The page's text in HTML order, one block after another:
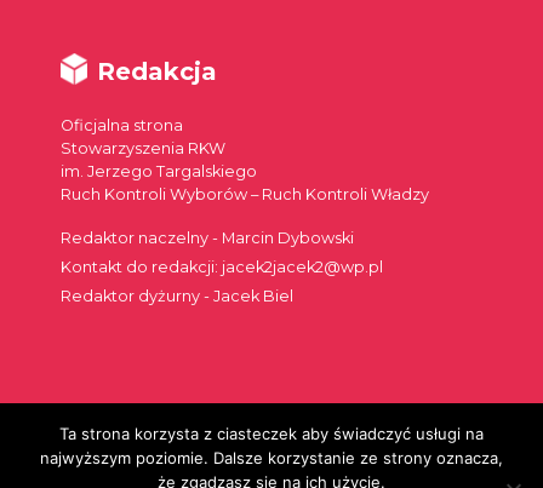
Redakcja
Oficjalna strona
Stowarzyszenia RKW
im. Jerzego Targalskiego
Ruch Kontroli Wyborów – Ruch Kontroli Władzy
Redaktor naczelny - Marcin Dybowski
Kontakt do redakcji: jacek2jacek2@wp.pl
Redaktor dyżurny - Jacek Biel
Szukaj:
Ta strona korzysta z ciasteczek aby świadczyć usługi na
najwyższym poziomie. Dalsze korzystanie ze strony oznacza,
że zgadzasz się na ich użycie.